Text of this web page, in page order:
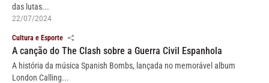
das lutas...
22/07/2024
Cultura e Esporte
A canção do The Clash sobre a Guerra Civil Espanhola
A história da música Spanish Bombs, lançada no memorável album
London Calling...